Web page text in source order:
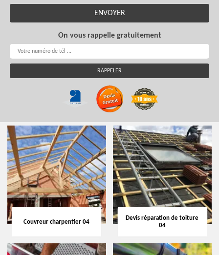
On vous rappelle gratuitement
Couvreur charpentier 04
Devis réparation de toiture
04